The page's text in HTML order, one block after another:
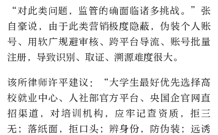
“对此类问题，监管的确面临诸多挑战。”张
自豪说，由于此类营销极度隐蔽，伪装个人账
号、用软广规避审核、跨平台导流、账号批量
注册，导致识别、取证、溯源难度很大。
该所律师许平建议：“大学生最好优先选择高
校就业中心、人社部官方平台、央国企官网直
招渠道，对培训机构，应牢记查资质，拒三
无；落纸面，拒口头；辨身份，防伪装；远诱